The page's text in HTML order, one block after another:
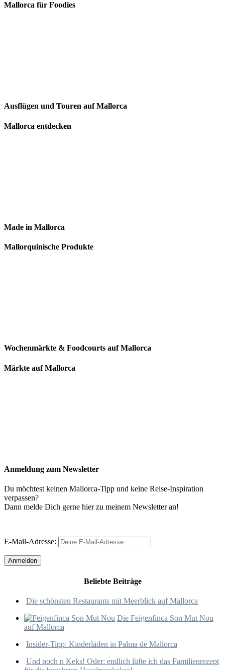
Mallorca für Foodies
Ausflügen und Touren auf Mallorca
Mallorca entdecken
Made in Mallorca
Mallorquinische Produkte
Wochenmärkte & Foodcourts auf Mallorca
Märkte auf Mallorca
Anmeldung zum Newsletter
Du möchtest keinen Mallorca-Tipp und keine Reise-Inspiration
verpassen?
Dann melde Dich gerne hier zu meinem Newsletter an!
E-Mail-Adresse:
Beliebte Beiträge
Die schönsten Restaurants mit Meerblick auf Mallorca
Die Feigenfinca Son Mut Nou
auf Mallorca
Insider-Tipp: Kinderläden in Palma de Mallorca
Und noch n Keks! Oder: endlich lüfte ich das Familienrezept